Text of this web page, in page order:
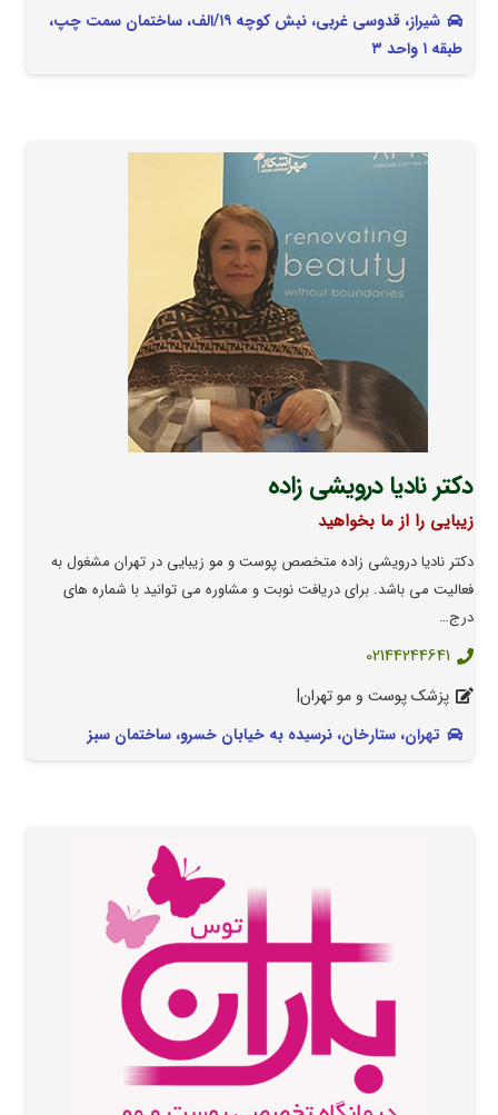
شیراز، قدوسی غربی، نبش کوچه ۱۹/الف، ساختمان سمت چپ،
طبقه ۱ واحد ۳
دکتر نادیا درویشی زاده
زیبایی را از ما بخواهید
دکتر نادیا درویشی زاده متخصص پوست و مو زیبایی در تهران مشغول به
فعالیت می باشد. برای دریافت نوبت و مشاوره می توانید با شماره های
درج…
02144244641
پزشک پوست و مو تهران|
تهران، ستارخان، نرسیده به خیابان خسرو، ساختمان سبز